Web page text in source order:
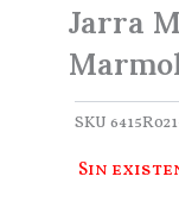
Jarra
SKU
Sin